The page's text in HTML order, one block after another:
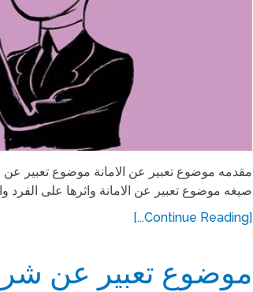
مقدمه موضوع تعبير عن الامانة موضوع تعبير
صيغه موضوع تعبير عن الامانة واثرها على
[Continue Reading...]
موضوع تعبير عن شرم